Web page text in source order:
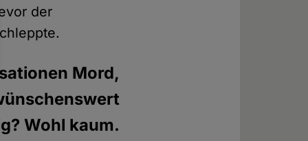
der
Mord,
Wohl kaum.